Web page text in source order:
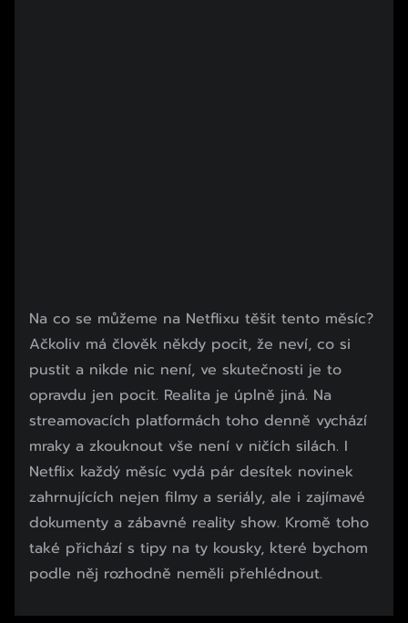
Na co se můžeme na Netflixu těšit tento měsíc?
Ačkoliv má člověk někdy pocit, že neví, co si
pustit a nikde nic není, ve skutečnosti je to
opravdu jen pocit. Realita je úplně jiná. Na
streamovacích platformách toho denně vychází
mraky a zkouknout vše není v ničích silách. I
Netflix každý měsíc vydá pár desítek novinek
zahrnujících nejen filmy a seriály, ale i zajímavé
dokumenty a zábavné reality show. Kromě toho
také přichází s tipy na ty kousky, které bychom
podle něj rozhodně neměli přehlédnout.